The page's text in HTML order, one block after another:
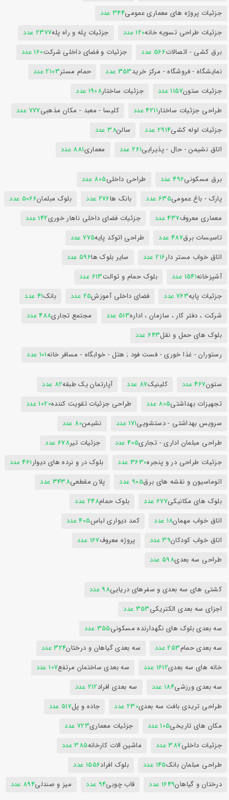
جزئیات پروژه های معماری عمومی344 عدد
جزئیات طراحی تسویه خانه120 عدد جزئیات پله و راه پله2377 عدد
برق کشی - اتصالات566 عدد جزئیات و فضای داخلی شرکت160 عدد
نمایشگاه - فروشگاه - مرکز خرید353 عدد حمام مستر2103 عدد
جزئیات ستون1157 عدد جزئیات ساختار1908 عدد
طراحی جزئیات ساختار4211 عدد کلیسا - معبد - مکان مذهبی777 عدد
جزئیات لوله کشی2914 عدد سالن38 عدد
اتاق نشیمن - حال - پذیرایی261 عدد معماری881 عدد
برق مسکونی496 عدد طراحی داخلی805 عدد
پارک - باغ عمومی635 عدد بانک ها276 عدد بلوک مبلمان5066 عدد
معماری معروف437 عدد جزئیات فضای داخلی ناهار خوری142 عدد
تاسیسات برق487 عدد طراحی اتوکد پایه775 عدد
اتاق خواب مستر دار216 عدد سایر بلوک ها596 عدد
آشپزخانه1541 عدد بلوک حمام و توالت613 عدد
جزئیات پایه763 عدد فضای داخلی آموزش25 عدد بانک41 عدد
شرکت ، دفتر کار ، سازمان ، اداره513 عدد مجتمع تجاری488 عدد
بلوک های حمل و نقل643 عدد
رستوران - غذا خوری - فست فود ; هتل - خوابگاه - مسافر خانه101 عدد
ستون467 عدد کلینیک87 عدد آپارتمان یک طبقه82 عدد
تجهیزات بهداشتی805 عدد طراحی جزئیات تقویت کننده1020 عدد
سرویس بهداشتی - دستشویی171 عدد نشیمن80 عدد
طراحی مبلمان اداری - تجاری405 عدد جزئیات تیر678 عدد
جزئیات طراحی در و پنجره3630 عدد بلوک در و نرده های دیوار461 عدد
اتوماسیون و نقشه های برق905 عدد پلان مقطعی3438 عدد
بلوک های مکانیکی677 عدد بلوک حمام248 عدد
اتاق خواب مهمان18 عدد کمد دیواری لباس405 عدد
اتاق خواب کودکان39 عدد پروژه معروف167 عدد
طراحی سه بعدی598 عدد
کشتی های سه بعدی و سفرهای دریایی98 عدد
اجزای سه بعدی الکتریکی353 عدد
سه بعدی بلوک های نگهدارنده مسکونی355 عدد
سه بعدی حمام253 عدد سه بعدی گیاهان و درختان324 عدد
خانه های سه بعدی1612 عدد سه بعدی ساختمان مرتفع107 عدد
سه بعدی ورزشی184 عدد سه بعدی افراد212 عدد
طراحی تریدی بافت سه بعدی230 عدد جاده و پل517 عدد
مکان های تاریخی105 عدد جزئیات معماری723 عدد
جزئیات داخلی387 عدد ماشین الات کارخانه385 عدد
طراحی مبلمان بانک145 عدد بلوک افراد1556 عدد
درختان و گیاهان1649 عدد قاب چوبی94 عدد میز و صندلی894 عدد